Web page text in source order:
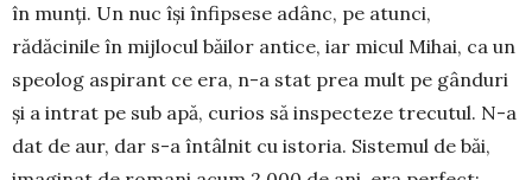
în munți. Un nuc își înfipsese adânc, pe atunci,
rădăcinile în mij­locul băilor antice, iar micul Mihai, ca un
speo­log aspirant ce era, n-a stat prea mult pe gânduri
și a intrat pe sub apă, curios să inspecteze trecutul. N-a
dat de aur, dar s-a întâlnit cu isto­ria. Sistemul de băi,